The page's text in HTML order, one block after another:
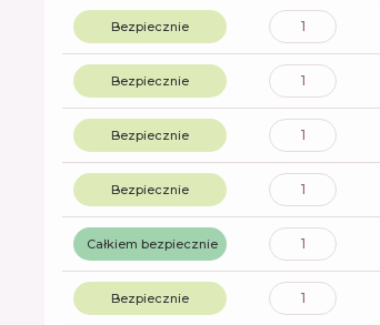
Bezpiecznie 1
Bezpiecznie 1
Bezpiecznie 1
Bezpiecznie 1
Całkiem bezpiecznie 1
Bezpiecznie 1